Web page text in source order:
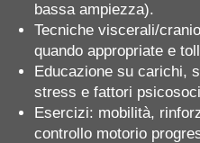
bassa ampiezza).
Tecniche viscerali/
quando appropriate e
Educazione su carichi,
stress e fattori
Esercizi: mobilità,
controllo motorio